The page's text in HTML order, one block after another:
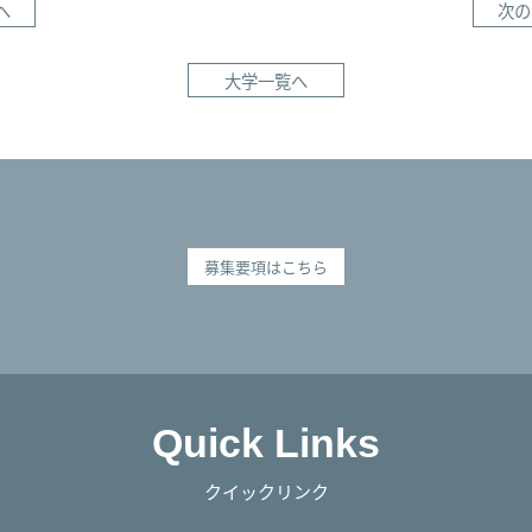
次
大学一覧へ
募集要項はこちら
Quick Links
クイックリンク